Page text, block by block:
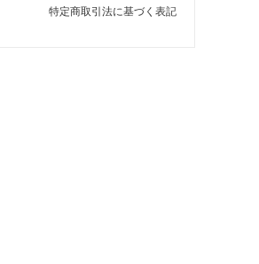
特定商取引法に基づく表記